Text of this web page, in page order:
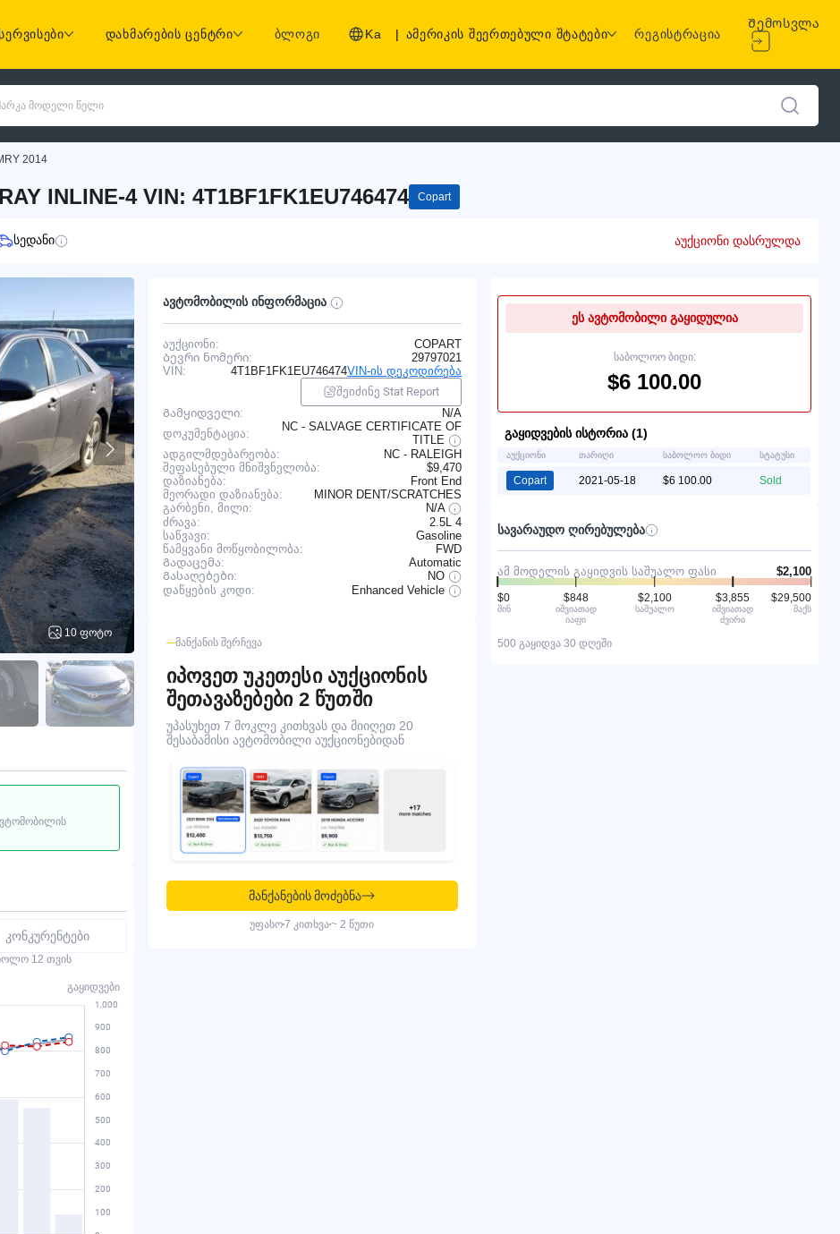
დახმარების ცენტრი ბლოგი Ka | ამერიკის შეერთებული შტატები რეგისტრაცია
Შემოსვლა
მარკა მოდელი წელი
2014
INLINE-4 VIN: 4T1BF1FK1EU746474 Copart
სედანი აუქციონი დასრულდა
10 ფოტო
კონკურენტები
12 თვის
გაყიდვები
ავტომობილის ინფორმაცია
აუქციონი:
COPART
Ბევრი ნომერი:
29797021
VIN:
4T1BF1FK1EU746474VIN-ის დეკოდირება
შეიძინე Stat Report
Გამყიდველი:
N/A
დოკუმენტაცია:
NC - SALVAGE CERTIFICATE OF
TITLE
ადგილმდებარეობა:
NC - RALEIGH
შეფასებული მნიშვნელობა:
$9,470
დაზიანება:
Front End
მეორადი დაზიანება:
MINOR DENT/SCRATCHES
გარბენი, მილი:
N/A
ძრავა:
2.5L 4
საწვავი:
Gasoline
წამყვანი მოწყობილობა:
FWD
Გადაცემა:
Automatic
Გასაღებები:
NO
დაწყების კოდი:
Enhanced Vehicle
ᲛᲐᲜᲥᲐᲜᲘᲡ ᲨᲔᲠᲩᲔᲕᲐ
იპოვეთ უკეთესი აუქციონის
შეთავაზებები 2 წუთში
უპასუხეთ 7 მოკლე კითხვას და მიიღეთ 20
შესაბამისი ავტომობილი აუქციონებიდან
მანქანების მოძებნა
უფასო7 კითხვა~ 2 წუთი
ეს ავტომობილი გაყიდულია
საბოლოო ბიდი:
$6 100.00
გაყიდვების ისტორია (1)
აუქციონი თარიღი საბოლოო ბიდი სტატუსი
Copart 2021-05-18 $6 100.00 Sold
სავარაუდო ღირებულება
ამ მოდელის გაყიდვის საშუალო ფასი $2,100
$0
მინ
$848
იშვიათად
იაფი
$2,100
საშუალო
$3,855
იშვიათად
ძვირი
$29,500
მაქს
500 გაყიდვა 30 დღეში